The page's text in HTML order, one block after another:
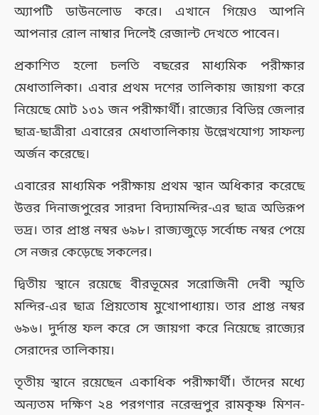
অ্যাপটি ডাউনলোড করে। এখানে গিয়েও আপনি
আপনার রোল নাম্বার দিলেই রেজাল্ট দেখতে পাবেন।
প্রকাশিত হলো চলতি বছরের মাধ্যমিক পরীক্ষার
মেধাতালিকা। এবার প্রথম দশের তালিকায় জায়গা করে
নিয়েছে মোট ১৩১ জন পরীক্ষার্থী। রাজ্যের বিভিন্ন জেলার
ছাত্র-ছাত্রীরা এবারের মেধাতালিকায় উল্লেখযোগ্য সাফল্য
অর্জন করেছে।
এবারের মাধ্যমিক পরীক্ষায় প্রথম স্থান অধিকার করেছে
উত্তর দিনাজপুরের সারদা বিদ্যামন্দির-এর ছাত্র অভিরূপ
ভদ্র। তার প্রাপ্ত নম্বর ৬৯৮। রাজ্যজুড়ে সর্বোচ্চ নম্বর পেয়ে
সে নজর কেড়েছে সকলের।
দ্বিতীয় স্থানে রয়েছে বীরভূমের সরোজিনী দেবী স্মৃতি
মন্দির-এর ছাত্র প্রিয়তোষ মুখোপাধ্যায়। তার প্রাপ্ত নম্বর
৬৯৬। দুর্দান্ত ফল করে সে জায়গা করে নিয়েছে রাজ্যের
সেরাদের তালিকায়।
তৃতীয় স্থানে রয়েছেন একাধিক পরীক্ষার্থী। তাঁদের মধ্যে
অন্যতম দক্ষিণ ২৪ পরগণার নরেন্দ্রপুর রামকৃষ্ণ মিশন-